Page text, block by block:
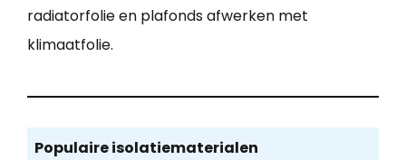
radiatorfolie en plafonds afwerken met
klimaatfolie.
Populaire isolatiematerialen